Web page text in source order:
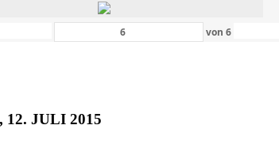
von6
12. JULI 2015